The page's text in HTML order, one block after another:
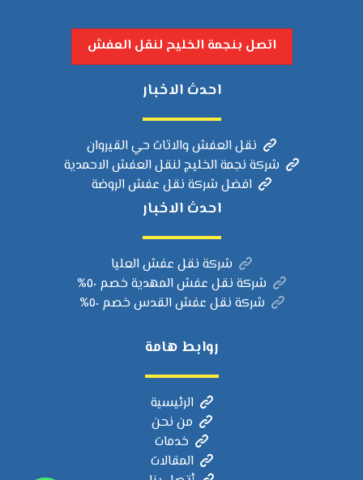
اتصل بنجمة الخليح لنقل العفش
احدث الاخبار
نقل العفش والاثاث حي القيروان
شركة نجمة الخليج لنقل العفش الاحمدية
افضل شركة نقل عفش الروضة
احدث الاخبار
شركة نقل عفش العليا
شركة نقل عفش المهدية خصم ٥٠%
شركة نقل عفش القدس خصم ٥٠%
روابط هامة
الرئيسية
من نحن
خدمات
المقالات